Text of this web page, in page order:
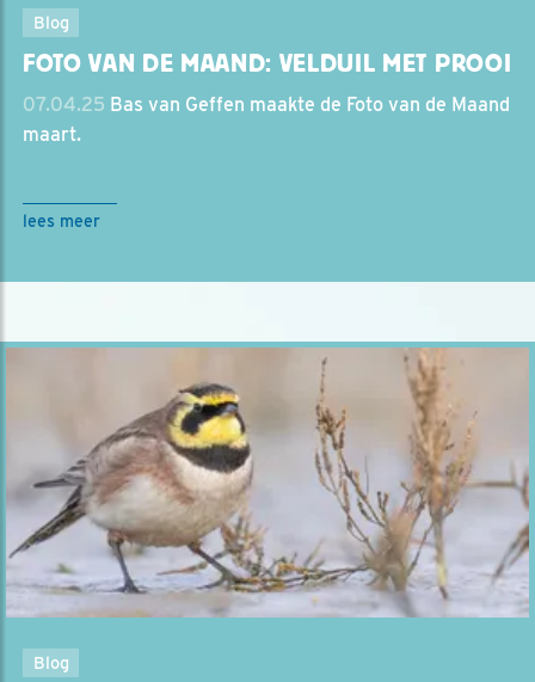
Blog
FOTO VAN DE MAAND: VELDUIL MET PROOI
07.04.25 Bas van Geffen maakte de Foto van de Maand
maart.
lees meer
Blog